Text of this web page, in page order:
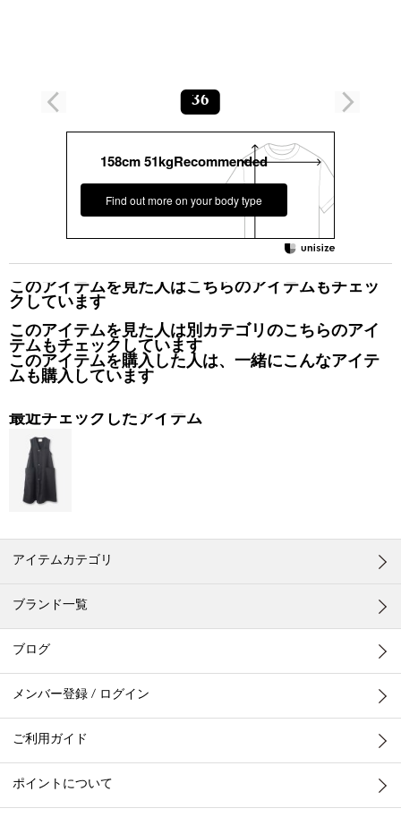
36
158cm 51kgRecommended
Find out more on your body type
このアイテムを見た人はこちらのアイテムもチェッ
クしています
このアイテムを見た人は別カテゴリのこちらのアイ
テムもチェックしています
このアイテムを購入した人は、一緒にこんなアイテ
ムも購入しています
最近チェックしたアイテム
アイテムカテゴリ
ブランド一覧
ブログ
メンバー登録 / ログイン
ご利用ガイド
ポイントについて